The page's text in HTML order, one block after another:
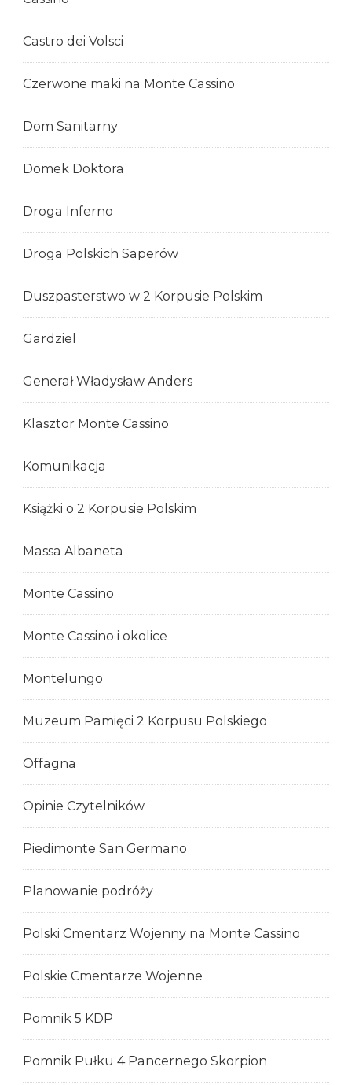
Castro dei Volsci
Czerwone maki na Monte Cassino
Dom Sanitarny
Domek Doktora
Droga Inferno
Droga Polskich Saperów
Duszpasterstwo w 2 Korpusie Polskim
Gardziel
Generał Władysław Anders
Klasztor Monte Cassino
Komunikacja
Książki o 2 Korpusie Polskim
Massa Albaneta
Monte Cassino
Monte Cassino i okolice
Montelungo
Muzeum Pamięci 2 Korpusu Polskiego
Offagna
Opinie Czytelników
Piedimonte San Germano
Planowanie podróży
Polski Cmentarz Wojenny na Monte Cassino
Polskie Cmentarze Wojenne
Pomnik 5 KDP
Pomnik Pułku 4 Pancernego Skorpion